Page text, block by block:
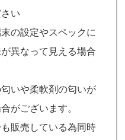
い
の設定やスペックに
異なって見える場合
いや柔軟剤の匂いが
がございます。
販売している為同時